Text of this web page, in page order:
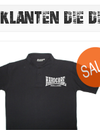
KLANTEN DIE